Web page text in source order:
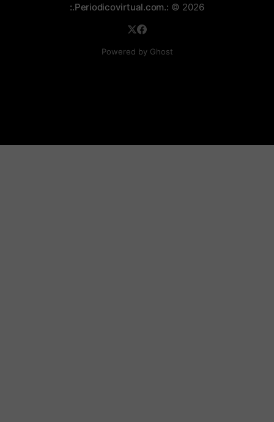
:.Periodicovirtual.com.: © 2026
Powered by Ghost